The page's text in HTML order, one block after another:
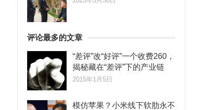
评论最多的文章
“差评”改“好评”一个收费260，
揭秘藏在“差评”下的产业链
2015年1月5日
模仿苹果？小米线下软肋永不